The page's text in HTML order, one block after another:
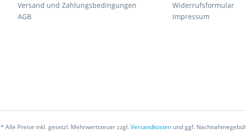
Versand und Zahlungsbedingungen
AGB
Widerrufsformular
Impressum
* Alle Preise inkl. gesetzl. Mehrwertsteuer zzgl.Versandkostenund ggf.